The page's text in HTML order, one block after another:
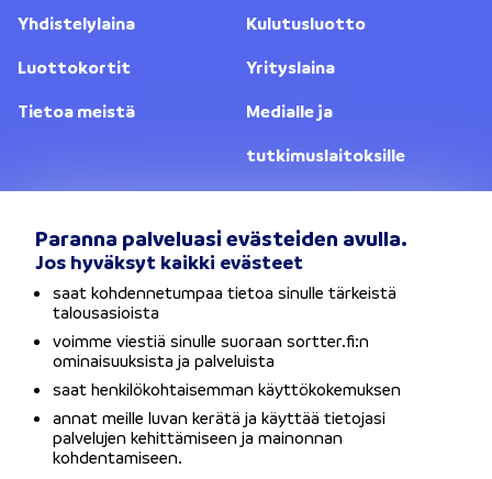
Paranna palveluasi evästeiden avulla.
Jos hyväksyt kaikki evästeet
saat kohdennetumpaa tietoa sinulle tärkeistä
talousasioista
voimme viestiä sinulle suoraan sortter.fi:n
ominaisuuksista ja palveluista
saat henkilökohtaisemman käyttökokemuksen
annat meille luvan kerätä ja käyttää tietojasi
palvelujen kehittämiseen ja mainonnan
kohdentamiseen.
Yhdistelylaina
Kulutusluotto
Luottokortit
Yrityslaina
Tietoa meistä
Medialle ja
tutkimuslaitoksille
Vaihda sijaintia
Käyttöehdot
Evästeet